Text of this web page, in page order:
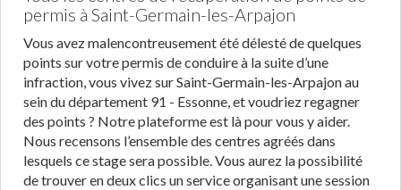
permis à Saint-Germain-les-Arpajon
Vous avez malencontreusement été délesté de quelques
points sur votre permis de conduire à la suite d’une
infraction, vous vivez sur Saint-Germain-les-Arpajon au
sein du département 91 - Essonne, et voudriez regagner
des points ? Notre plateforme est là pour vous y aider.
Nous recensons l’ensemble des centres agréés dans
lesquels ce stage sera possible. Vous aurez la possibilité
de trouver en deux clics un service organisant une session